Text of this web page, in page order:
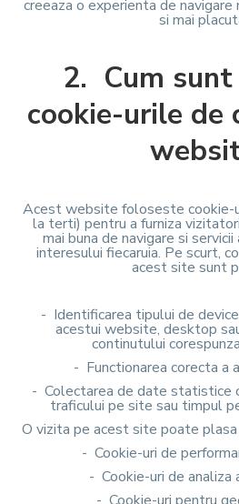
creeaza o experienta de navigare
si mai
2. Cum
cookie-urile de
Acest website foloseste cookie-
la terti) pentru a furniza
mai buna de navigare si
interesului fiecaruia. Pe scurt,
acest site sunt
- Identificarea tipului de
acestui website, desktop
continutului
- Functionarea corecta a
- Colectarea de date statistice
traficului pe site sau timpul
O vizita pe acest site poate plasa
- Cookie-uri de
- Cookie-uri de